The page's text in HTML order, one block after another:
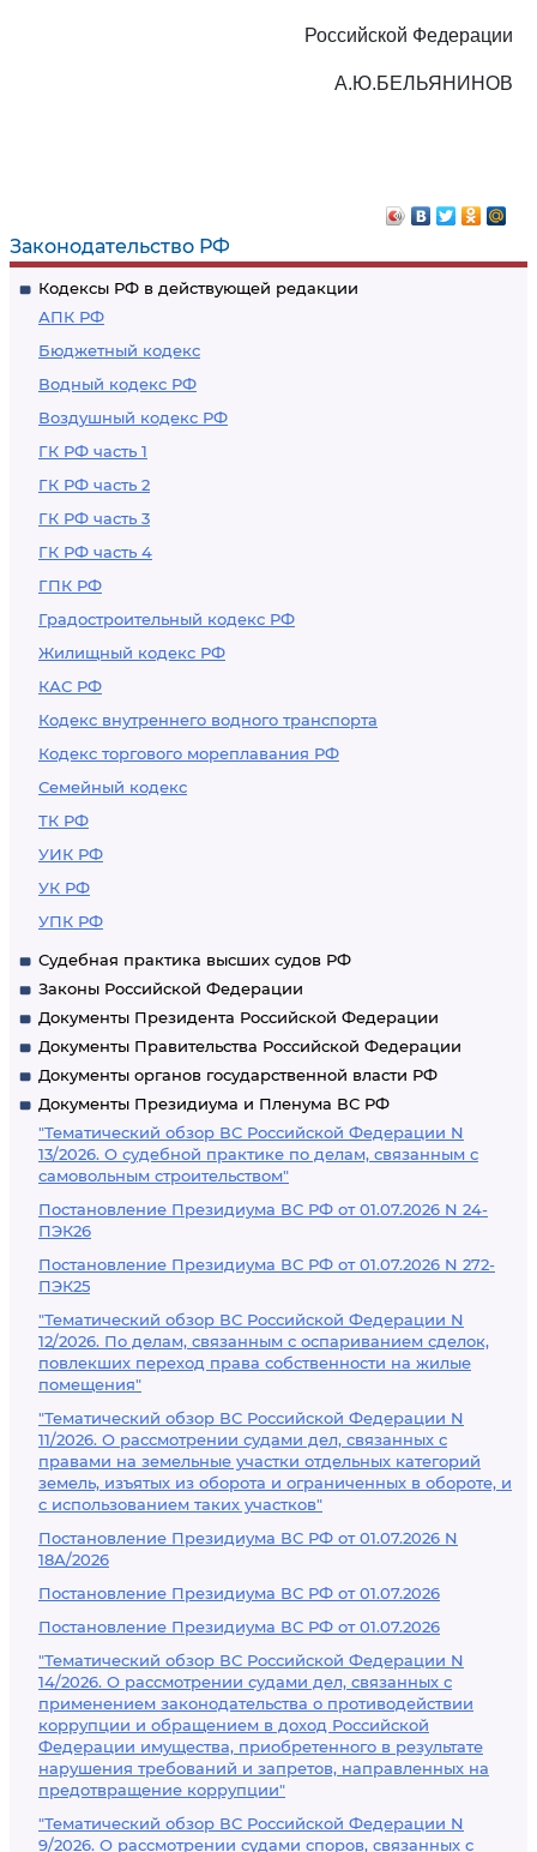
Законодательство РФ
Кодексы РФ в действующей редакции
АПК РФ
Бюджетный кодекс
Водный кодекс РФ
Воздушный кодекс РФ
ГК РФ часть 1
ГК РФ часть 2
ГК РФ часть 3
ГК РФ часть 4
ГПК РФ
Градостроительный кодекс РФ
Жилищный кодекс РФ
КАС РФ
Кодекс внутреннего водного транспорта
Кодекс торгового мореплавания РФ
Семейный кодекс
ТК РФ
УИК РФ
УК РФ
УПК РФ
Судебная практика высших судов РФ
Законы Российской Федерации
Документы Президента Российской Федерации
Документы Правительства Российской Федерации
Документы органов государственной власти РФ
Документы Президиума и Пленума ВС РФ
"Тематический обзор ВС Российской Федерации N
13/2026. О судебной практике по делам, связанным с
самовольным строительством"
Постановление Президиума ВС РФ от 01.07.2026 N 24-
ПЭК26
Постановление Президиума ВС РФ от 01.07.2026 N 272-
ПЭК25
"Тематический обзор ВС Российской Федерации N
12/2026. По делам, связанным с оспариванием сделок,
повлекших переход права собственности на жилые
помещения"
"Тематический обзор ВС Российской Федерации N
11/2026. О рассмотрении судами дел, связанных с
правами на земельные участки отдельных категорий
земель, изъятых из оборота и ограниченных в обороте, и
с использованием таких участков"
Постановление Президиума ВС РФ от 01.07.2026 N
18А/2026
Постановление Президиума ВС РФ от 01.07.2026
Постановление Президиума ВС РФ от 01.07.2026
"Тематический обзор ВС Российской Федерации N
14/2026. О рассмотрении судами дел, связанных с
применением законодательства о противодействии
коррупции и обращением в доход Российской
Федерации имущества, приобретенного в результате
нарушения требований и запретов, направленных на
предотвращение коррупции"
"Тематический обзор ВС Российской Федерации N
9/2026. О рассмотрении судами споров, связанных с
Российской Федерации
А.Ю.БЕЛЬЯНИНОВ